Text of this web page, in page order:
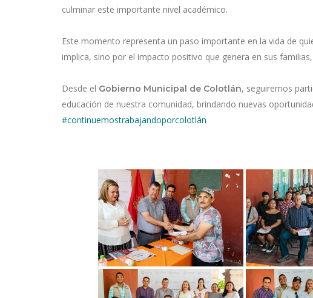
culminar este importante nivel académico.
Este momento representa un paso importante en la vida de
implica, sino por el impacto positivo que genera en sus
Desde el Gobierno Municipal de Colotlán, seguiremos
educación de nuestra comunidad, brindando nuevas
#continuemostrabajandoporcolotlán